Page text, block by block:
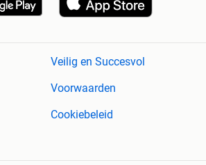
Veilig en Succesvol
Voorwaarden
Cookiebeleid